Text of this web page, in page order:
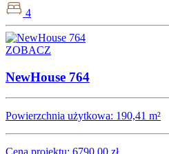
4
ZOBACZ
NewHouse 764
Powierzchnia użytkowa: 190,41 m²